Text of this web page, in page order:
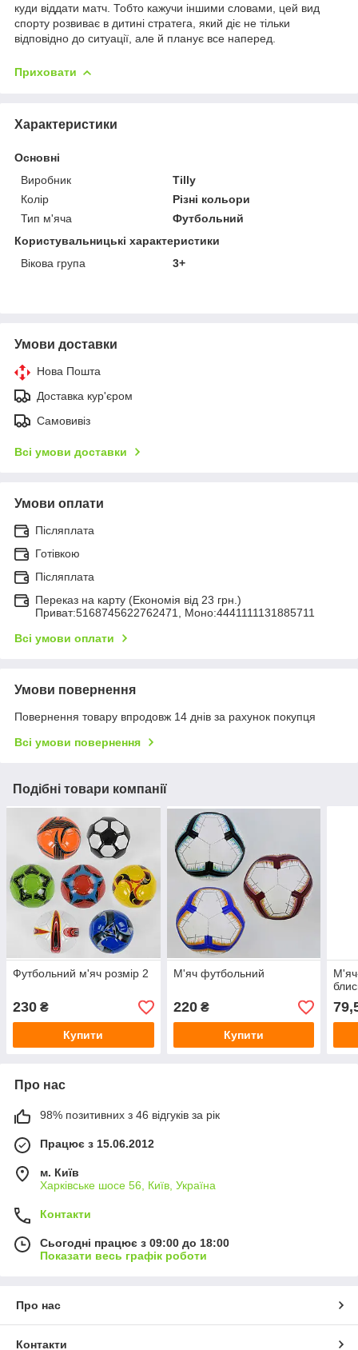
куди віддати матч. Тобто кажучи іншими словами, цей вид
спорту розвиває в дитині стратега, який діє не тільки
відповідно до ситуації, але й планує все наперед.
Приховати
Характеристики
Основні
Виробник
Tilly
Колір
Різні кольори
Тип м'яча
Футбольний
Користувальницькі характеристики
Вікова група
3+
Умови доставки
Нова Пошта
Доставка кур'єром
Самовивіз
Всі умови доставки
Умови оплати
Післяплата
Готівкою
Післяплата
Переказ на карту (Економія від 23 грн.)
Приват:5168745622762471, Моно:4441111131885711
Всі умови оплати
Умови повернення
Повернення товару впродовж 14 днів за рахунок покупця
Всі умови повернення
Подібні товари компанії
Футбольний м'яч розмір 2
230 ₴
Купити
М'яч футбольний
220₴
Купити
Про нас
98% позитивних з 46 відгуків за рік
Працює з 15.06.2012
м. Київ
Харківське шосе 56, Київ, Україна
Контакти
Сьогодні працює з 09:00 до 18:00
Показати весь графік роботи
Про нас
Контакти